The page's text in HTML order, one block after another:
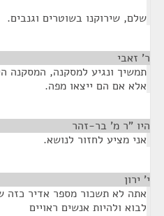
שלם, שירוקנו בשוטרים וגנבים.
ר' זאבי
תמשיך ונגיע למסקנה, המסקנה
אלא אם הם ייצאו מפה.
היו "ר מ' בר-זהר
אני מציע לחזור לנושא.
י' ירון
אתה לא תשכור מספר אדיר כזה
לבוא ולהיות אנשים ראויים